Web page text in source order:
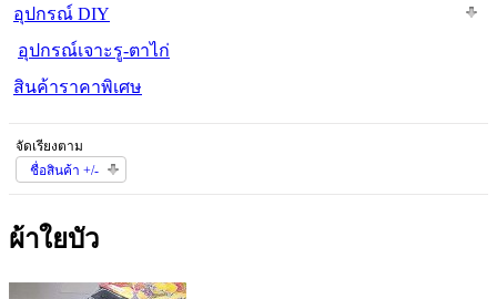
อุปกรณ์ DIY
อุปกรณ์เจาะรู-ตาไก่
สินค้าราคาพิเศษ
จัดเรียงตาม
ชื่อสินค้า +/-
ผ้าใยบัว